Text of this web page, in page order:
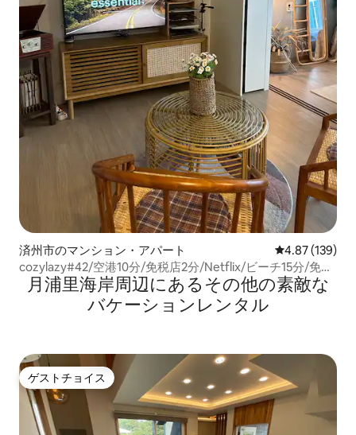
済州市のマンション・アパート レビュー139
4.87 (139)
cozylazy#42/空港10分/免税店2分/Netflix/ビーチ15分/免税
店2分钟
月浦里海岸⁠周⁠辺⁠に⁠あ⁠るそ⁠の⁠他⁠の素⁠敵⁠な
バ⁠ケ⁠ー⁠シ⁠ョ⁠ン⁠レ⁠ン⁠タ⁠ル
ゲストチョイス
ゲストチョイス